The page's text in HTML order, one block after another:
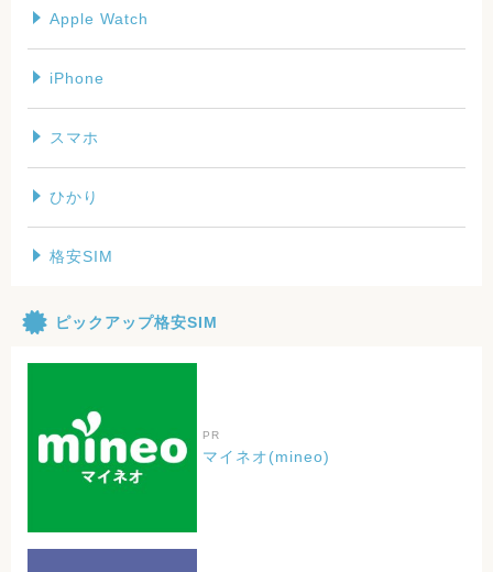
Apple Watch
iPhone
スマホ
ひかり
格安SIM
ピックアップ格安SIM
PR
マイネオ(mineo)